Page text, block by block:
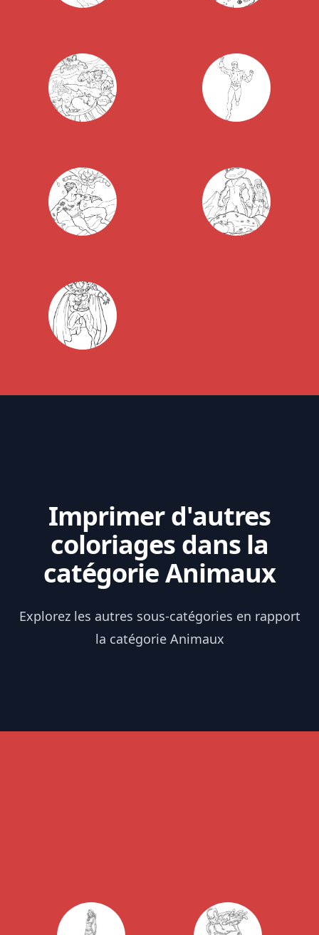
Imprimer d'autres
coloriages dans la
catégorie Animaux
Explorez les autres sous-catégories en rapport
la catégorie Animaux